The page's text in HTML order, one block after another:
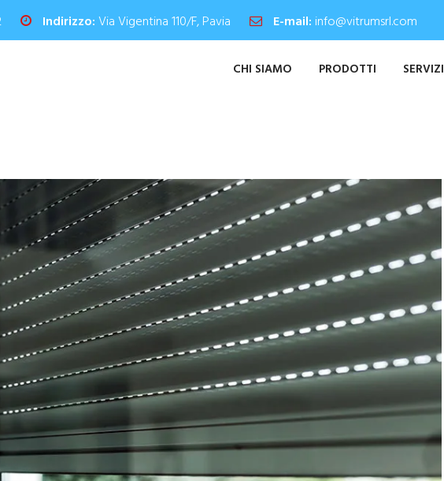
Indirizzo:Via Vigentina 110/F, Pavia E-mail: info@vitrumsrl.com
CHI SIAMO PRODOTTI SERVIZI